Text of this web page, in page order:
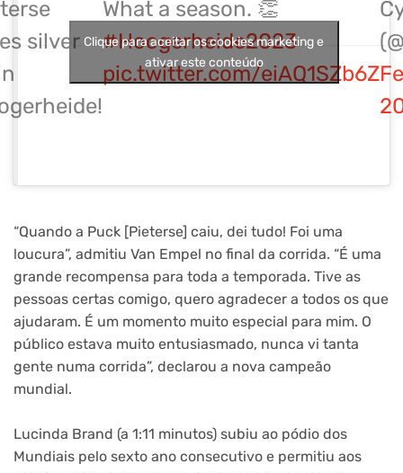
silver
What a season. 👏
#Hoogerheide2023
pic.twitter.com/eiAQ1SZb6Z
Clique para aceitar os cookies marketing e
ativar este conteúdo
“Quando a Puck [Pieterse] caiu, dei tudo! Foi uma
loucura”, admitiu Van Empel no final da corrida. “É uma
grande recompensa para toda a temporada. Tive as
pessoas certas comigo, quero agradecer a todos os que
ajudaram. É um momento muito especial para mim. O
público estava muito entusiasmado, nunca vi tanta
gente numa corrida”, declarou a nova campeão
mundial.
Lucinda Brand (a 1:11 minutos) subiu ao pódio dos
Mundiais pelo sexto ano consecutivo e permitiu aos